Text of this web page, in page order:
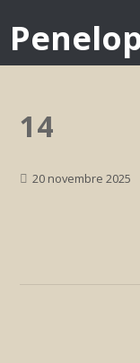
14
20 novembre 2025